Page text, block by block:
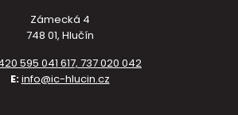
Zámecká 4
748 01, Hlučín
595 041 617, 737 020 042
E:info@ic-hlucin.cz